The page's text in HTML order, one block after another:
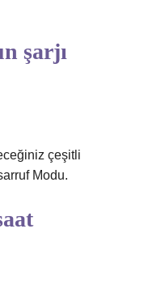
şarjı
çeşitli
Modu.